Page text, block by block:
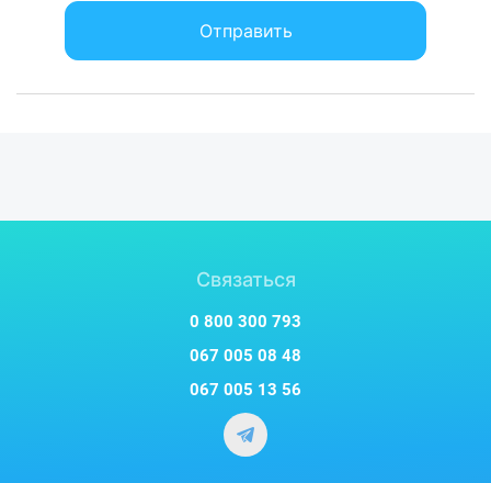
Отправить
Связаться
0 800 300 793
067 005 08 48
067 005 13 56